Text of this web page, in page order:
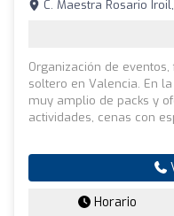
C. Maestra Rosario
Organización de
soltero en Valencia. En
muy amplio de packs y
actividades, cenas con
Horario